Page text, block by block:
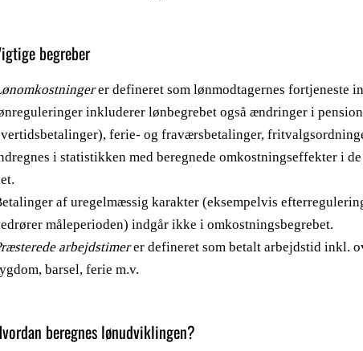
begreber
er defineret som lønmodtagernes fortjeneste
inkluderer lønbegrebet også ændringer i
ferie- og fraværsbetalinger,
i statistikken med beregnede omkostningseffekter i
af uregelmæssig karakter (eksempelvis
måleperioden) indgår ikke i omkostningsbegrebet.
arbejdstimerer defineret som betalt arbejdstid inkl.
barsel, ferie m.v.
beregnes lønudviklingen?